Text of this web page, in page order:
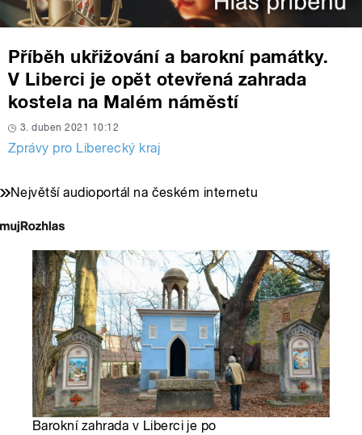
Příběh ukřižování a barokní památky.
V Liberci je opět otevřená zahrada
kostela na Malém náměstí
3. duben 2021 10:12
Zprávy pro Liberecký kraj
Největší audioportál na českém internetu
Barokní zahrada v Liberci je po